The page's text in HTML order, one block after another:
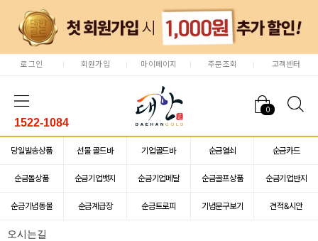
로그인 회원가입 마이페이지 주문조회 고객센터
0
1522-1084
당일발송상품 선물 골드바 기업골드바 순금열쇠 순금카드
순금돌상품 순금기업뱃지 순금기업메달 순금골프상품 순금기업반지
순금기념동물 순금계급장 순금트로피 기념문구보기 견적&시안
오시는길